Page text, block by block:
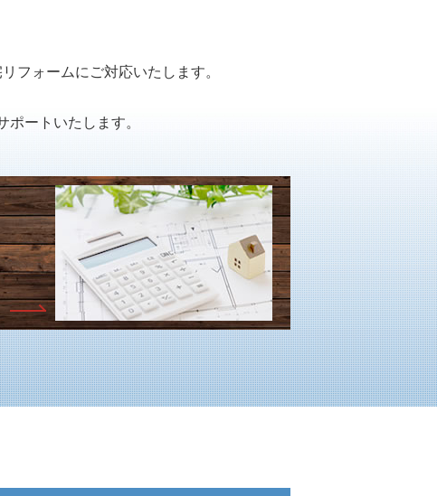
フォームにご対応いたします。
ートいたします。